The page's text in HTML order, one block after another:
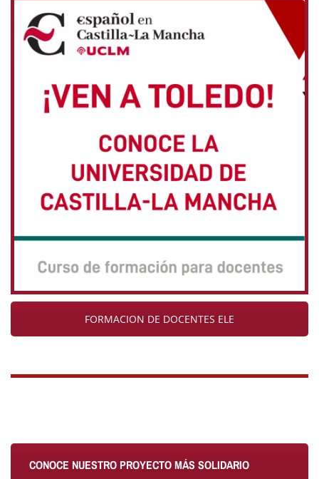
FORMACION DE DOCENTES ELE
CONOCE NUESTRO PROYECTO MÁS SOLIDARIO